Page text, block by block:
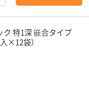
ク 特1深 嵌合タイプ
×12袋）